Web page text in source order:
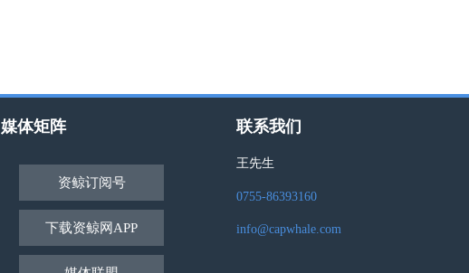
媒体矩阵
资鲸订阅号
下载资鲸网APP
联系我们
王先生
0755-86393160
info@capwhale.com